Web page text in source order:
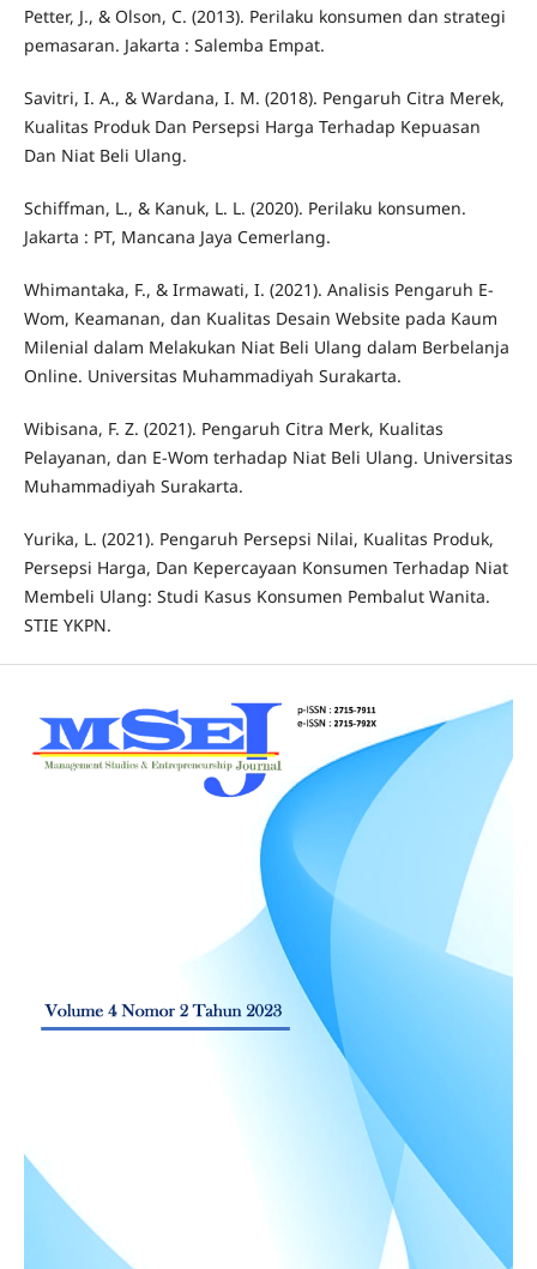
Petter, J., & Olson, C. (2013). Perilaku konsumen dan strategi
pemasaran. Jakarta : Salemba Empat.
Savitri, I. A., & Wardana, I. M. (2018). Pengaruh Citra Merek,
Kualitas Produk Dan Persepsi Harga Terhadap Kepuasan
Dan Niat Beli Ulang.
Schiffman, L., & Kanuk, L. L. (2020). Perilaku konsumen.
Jakarta : PT, Mancana Jaya Cemerlang.
Whimantaka, F., & Irmawati, I. (2021). Analisis Pengaruh E-
Wom, Keamanan, dan Kualitas Desain Website pada Kaum
Milenial dalam Melakukan Niat Beli Ulang dalam Berbelanja
Online. Universitas Muhammadiyah Surakarta.
Wibisana, F. Z. (2021). Pengaruh Citra Merk, Kualitas
Pelayanan, dan E-Wom terhadap Niat Beli Ulang. Universitas
Muhammadiyah Surakarta.
Yurika, L. (2021). Pengaruh Persepsi Nilai, Kualitas Produk,
Persepsi Harga, Dan Kepercayaan Konsumen Terhadap Niat
Membeli Ulang: Studi Kasus Konsumen Pembalut Wanita.
STIE YKPN.